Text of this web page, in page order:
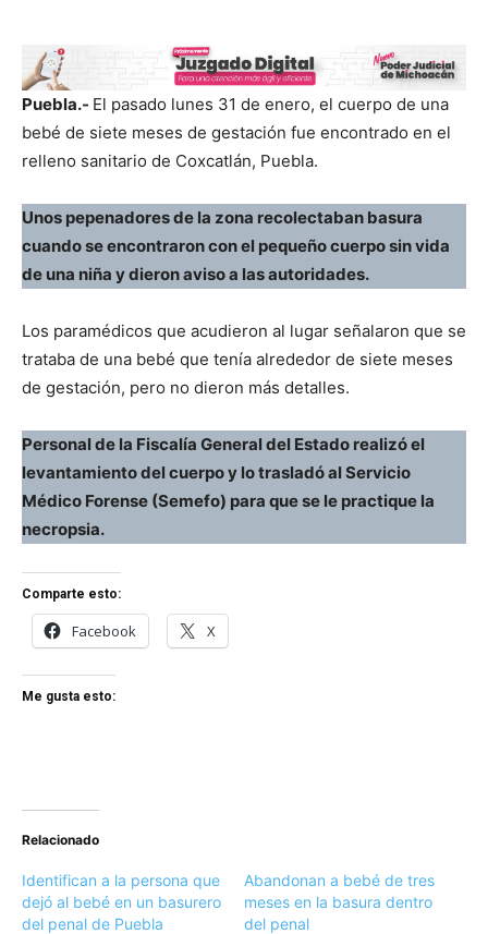
Puebla.- El pasado lunes 31 de enero, el cuerpo de una
bebé de siete meses de gestación fue encontrado en el
relleno sanitario de Coxcatlán, Puebla.
Unos pepenadores de la zona recolectaban basura
cuando se encontraron con el pequeño cuerpo sin vida
de una niña y dieron aviso a las autoridades.
Los paramédicos que acudieron al lugar señalaron que se
trataba de una bebé que tenía alrededor de siete meses
de gestación, pero no dieron más detalles.
Personal de la Fiscalía General del Estado realizó el
levantamiento del cuerpo y lo trasladó al Servicio
Médico Forense (Semefo) para que se le practique la
necropsia.
Comparte esto:
Facebook X
Me gusta esto:
Relacionado
Identifican a la persona que
dejó al bebé en un basurero
del penal de Puebla
Abandonan a bebé de tres
meses en la basura dentro
del penal